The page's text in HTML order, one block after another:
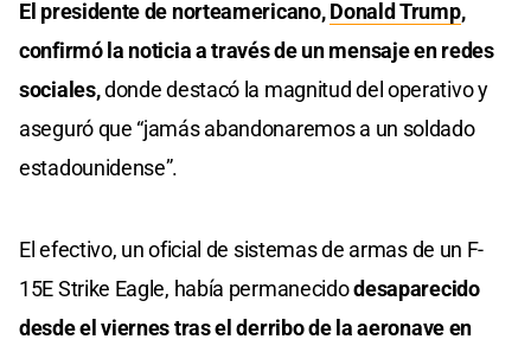
El presidente de norteamericano,Donald Trump,
confirmó la noticia a través de un mensaje en redes
sociales,donde destacó la magnitud del operativo y
aseguró que “jamás abandonaremos a un soldado
estadounidense”.
El efectivo, un oficial de sistemas de armas de un F-
15E Strike Eagle, había permanecidodesaparecido
desde el viernes tras el derribo de la aeronave en